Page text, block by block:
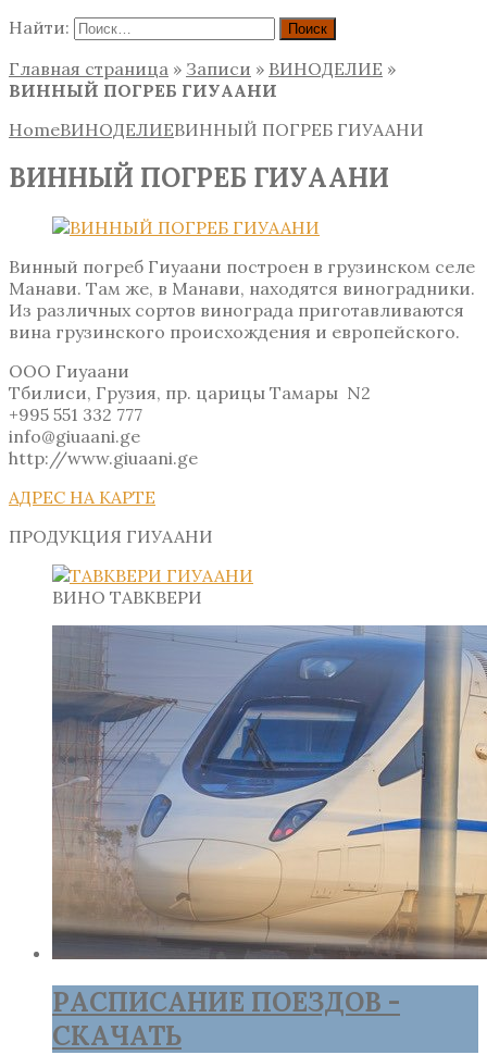
Найти:
Главная страница » Записи » ВИНОДЕЛИЕ »
ВИННЫЙ ПОГРЕБ ГИУААНИ
HomeВИНОДЕЛИЕВИННЫЙ ПОГРЕБ ГИУААНИ
ВИННЫЙ ПОГРЕБ ГИУААНИ
Винный погреб Гиуаани построен в грузинском селе
Манави. Там же, в Манави, находятся виноградники.
Из различных сортов винограда приготавливаются
вина грузинского происхождения и европейского.
ООО Гиуаани
Тбилиси, Грузия, пр. царицы Тамары N2
+995 551 332 777
info@giuaani.ge
http://www.giuaani.ge
АДРЕС НА КАРТЕ
ПРОДУКЦИЯ ГИУААНИ
ВИНО ТАВКВЕРИ
РАСПИСАНИЕ ПОЕЗДОВ -
СКАЧАТЬ